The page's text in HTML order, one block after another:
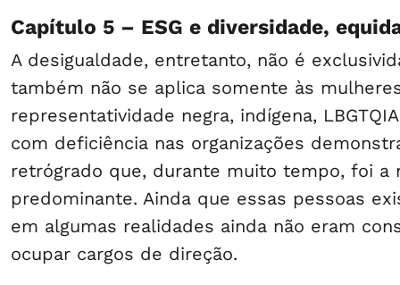
Capítulo 5 – ESG e diversidade,
A desigualdade, entretanto, não é
também não se aplica somente às
representatividade negra, indígena,
com deficiência nas organizações
retrógrado que, durante muito tempo, foi a
predominante. Ainda que essas pessoas
em algumas realidades ainda não eram
ocupar cargos de direção.